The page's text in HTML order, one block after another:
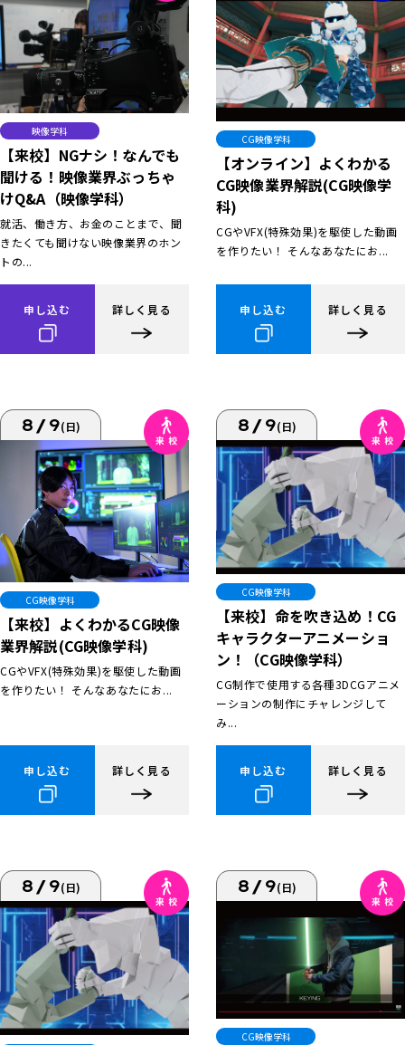
映像学科
【来校】NGナシ！なんでも
聞ける！映像業界ぶっちゃ
けQ&A（映像学科）
就活、働き方、お金のことまで、聞
きたくても聞けない映像業界のホン
トの...
申し込む 詳しく見る
CG映像学科
【オンライン】よくわかる
CG映像業界解説(CG映像学
科)
CGやVFX(特殊効果)を駆使した動画
を作りたい！ そんなあなたにお...
申し込む 詳しく見る
8/9(日)
CG映像学科
【来校】よくわかるCG映像
業界解説(CG映像学科)
CGやVFX(特殊効果)を駆使した動画
を作りたい！ そんなあなたにお...
申し込む 詳しく見る
8/9(日)
CG映像学科
【来校】命を吹き込め！CG
キャラクターアニメーショ
ン！（CG映像学科）
CG制作で使用する各種3DCGアニメ
ーションの制作にチャレンジして
み...
申し込む 詳しく見る
8/9(日) 8/9(日)
CG映像学科